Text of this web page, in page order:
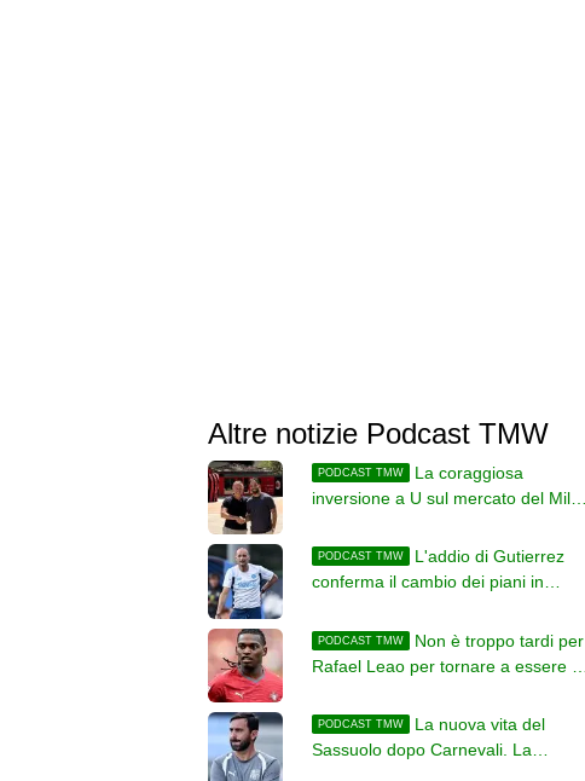
Altre notizie Podcast TMW
PODCAST TMW
La coraggiosa
inversione a U sul mercato del Milan
PODCAST TMW
L'addio di Gutierrez
conferma il cambio dei piani in
PODCAST TMW
Non è troppo tardi per
Rafael Leao per tornare a essere un
PODCAST TMW
La nuova vita del
Sassuolo dopo Carnevali. La